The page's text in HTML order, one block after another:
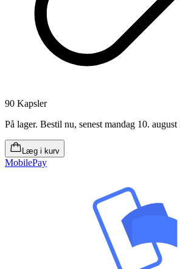
90 Kapsler
På lager. Bestil nu, senest mandag 10. august
Læg i kurv
MobilePay